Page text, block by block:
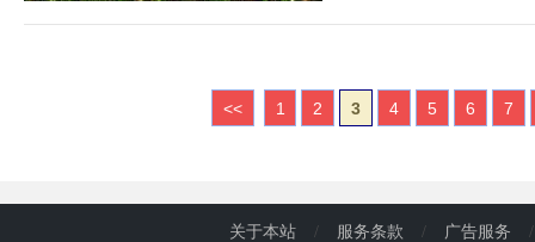
<< 1 2 3 4 5 6 7
关于本站 / 服务条款 / 广告服务 /